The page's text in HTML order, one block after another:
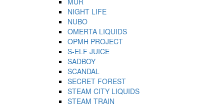
NIGHT LIFE
NUBO
OMERTA LIQUIDS
OPMH PROJECT
S-ELF JUICE
SADBOY
SCANDAL
SECRET FOREST
STEAM CITY LIQUIDS
STEAM TRAIN